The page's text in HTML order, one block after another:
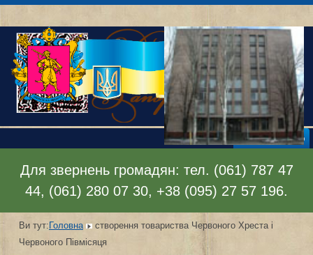
Відкрити меню
Для звернень громадян: тел. (061) 787 47
44, (061) 280 07 30, +38 (095) 27 57 196.
Ви тут:Головна
створення товариства Червоного Хреста і
Червоного Півмісяця